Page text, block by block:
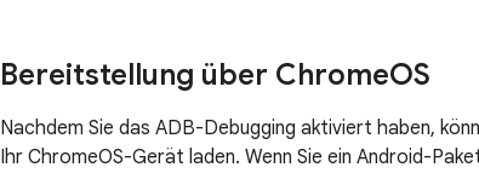
Bereitstellung über ChromeOS
Nachdem Sie das ADB-Debugging aktiviert haben,
Ihr ChromeOS-Gerät laden. Wenn Sie ein Android-